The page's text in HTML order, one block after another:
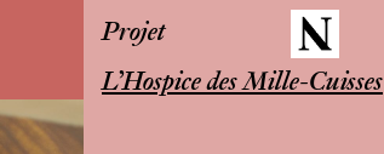
Projet
L’Hospice des Mille-Cuisses